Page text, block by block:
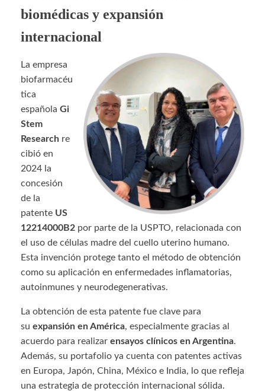
biomédicas y expansión
internacional
La empresa
biofarmacéu
tica
española Gi
Stem
Research re
cibió en
2024 la
concesión
de la
patente US
12214000B2 por parte de la USPTO, relacionada con
el uso de células madre del cuello uterino humano.
Esta invención protege tanto el método de obtención
como su aplicación en enfermedades inflamatorias,
autoinmunes y neurodegenerativas.
La obtención de esta patente fue clave para
su expansión en América, especialmente gracias al
acuerdo para realizar ensayos clínicos en Argentina.
Además, su portafolio ya cuenta con patentes activas
en Europa, Japón, China, México e India, lo que refleja
una estrategia de protección internacional sólida.